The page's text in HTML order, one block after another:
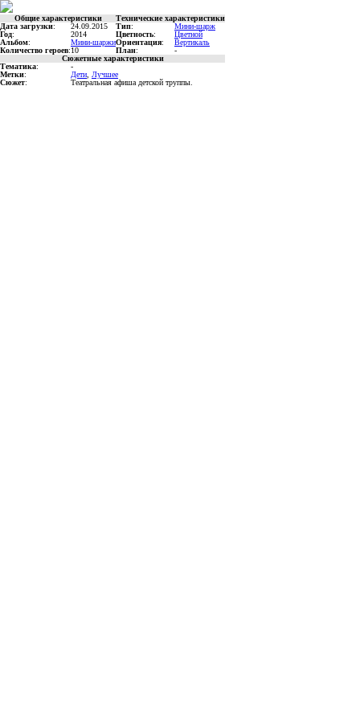
Общие характеристики
Технические характеристики
Дата загрузки: 24.09.2015 Тип:
Мини-шарж
Год: 2014 Цветность:
Цветной
Альбом: Мини-шаржиОриентация:
Вертикаль
Количество героев:10 План:
-
Сюжетные характеристики
Тематика:
-
Метки: Дети
Лучшее
Сюжет: Театральная афиша детской труппы.